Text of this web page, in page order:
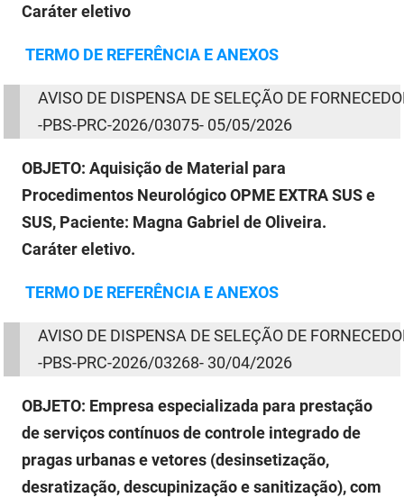
Caráter eletivo
TERMO DE REFERÊNCIA E ANEXOS
AVISO DE DISPENSA DESELEÇÃO DE
-PBS-PRC-2026/03075- 05/05/2026
OBJETO: Aquisição de Material para
Procedimentos Neurológico OPME EXTRA SUS e
SUS, Paciente: Magna Gabriel de Oliveira.
Caráter eletivo.
TERMO DE REFERÊNCIA E ANEXOS
AVISO DE DISPENSA DESELEÇÃO DE
-PBS-PRC-2026/03268- 30/04/2026
OBJETO: Empresa especializada para prestação
de serviços contínuos de controle integrado de
pragas urbanas e vetores (desinsetização,
desratização, descupinização e sanitização), com